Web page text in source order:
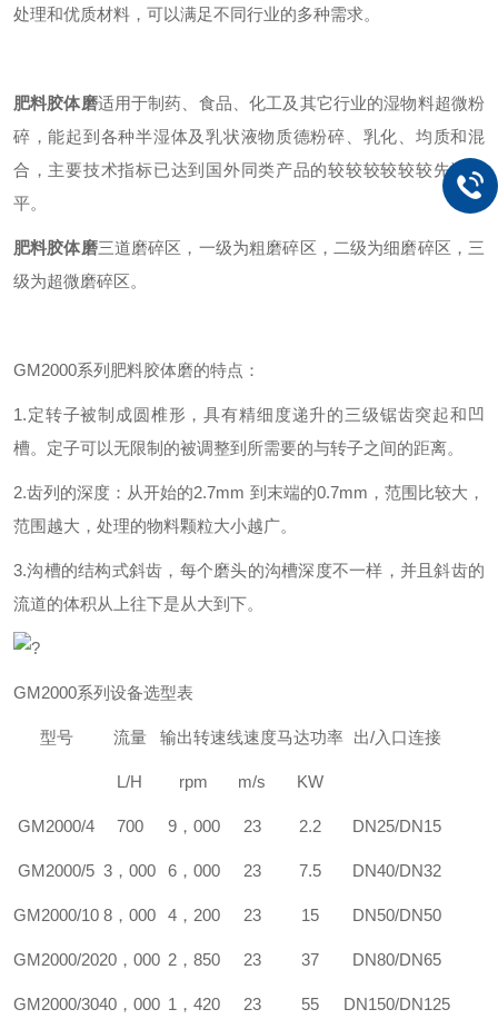
处理和优质材料，可以满足不同行业的多种需求。
肥料胶体磨适用于制药、食品、化工及其它行业的湿物料超微粉
碎，能起到各种半湿体及乳状液物质德粉碎、乳化、均质和混
合，主要技术指标已达到国外同类产品的较较较较较较先进水
平。
肥料胶体磨三道磨碎区，一级为粗磨碎区，二级为细磨碎区，三
级为超微磨碎区。
GM2000系列肥料胶体磨的特点：
1.定转子被制成圆椎形，具有精细度递升的三级锯齿突起和凹
槽。定子可以无限制的被调整到所需要的与转子之间的距离。
2.齿列的深度：从开始的2.7mm 到末端的0.7mm，范围比较大，
范围越大，处理的物料颗粒大小越广。
3.沟槽的结构式斜齿，每个磨头的沟槽深度不一样，并且斜齿的
流道的体积从上往下是从大到下。
?
GM2000系列设备选型表
型号 流量
L/H
输出转速
rpm
线速度
m/s
马达功率
KW
出/入口连接
GM2000/4 700 9，000 23 2.2 DN25/DN15
GM2000/5 3，000 6，000 23 7.5 DN40/DN32
GM2000/10 8，000 4，200 23 15 DN50/DN50
GM2000/2020，000 2，850 23 37 DN80/DN65
GM2000/3040，000 1，420 23 55 DN150/DN125